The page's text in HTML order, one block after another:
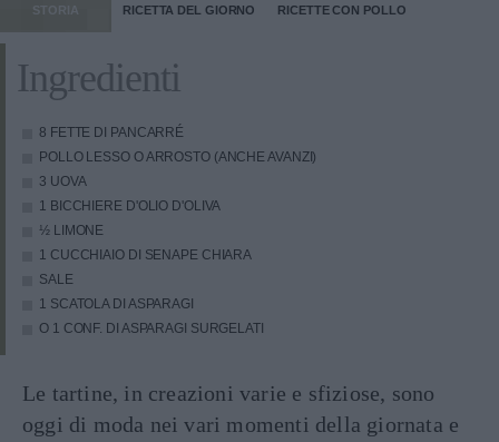
STORIA RICETTA DEL GIORNO RICETTE CON POLLO
Ingredienti
8 FETTE DI PANCARRÉ
POLLO LESSO O ARROSTO (ANCHE AVANZI)
3 UOVA
1 BICCHIERE D'OLIO D'OLIVA
½ LIMONE
1 CUCCHIAIO DI SENAPE CHIARA
SALE
1 SCATOLA DI ASPARAGI
O 1 CONF. DI ASPARAGI SURGELATI
Le tartine, in creazioni varie e sfiziose, sono
oggi di moda nei vari momenti della giornata e